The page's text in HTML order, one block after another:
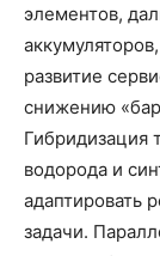
элементов,
развитие
снижению
Гибридизация
водорода и
адаптировать
задачи.